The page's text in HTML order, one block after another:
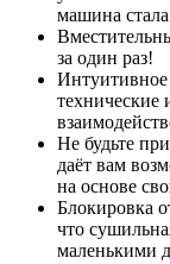
машина
за один раз!
технические
Не будьте
даёт вам
на основе
Блокировка
что
маленькими